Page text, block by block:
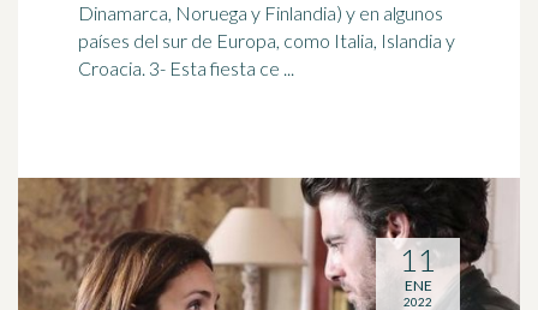
Dinamarca, Noruega y Finlandia) y en algunos
países del sur de Europa, como Italia, Islandia y
Croacia. 3- Esta fiesta ce ...
11
ENE
2022